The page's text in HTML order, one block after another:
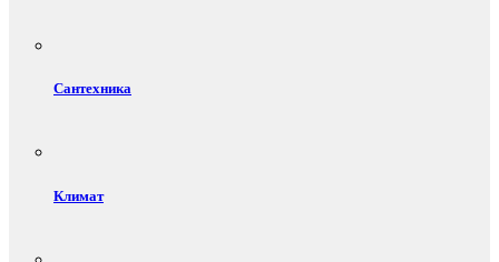
Сантехника
Климат